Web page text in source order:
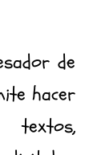
de
hacer